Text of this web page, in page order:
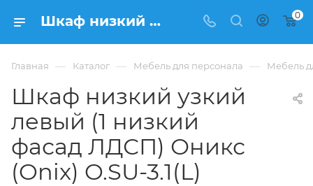
Шкаф низкий узкий левый (1 низкий фасад ЛДСП) Оникс (Onix) O.SU-3.1(L) из ЛДСП купить в Москве, цена 6 080 ₽ - интернет-магазин ФРАНКОМ 0
Главная — Каталог — Мебель для персонала — Мебель
Шкаф низкий узкий
левый (1 низкий
фасад ЛДСП) Оникс
(Onix) O.SU-3.1(L)